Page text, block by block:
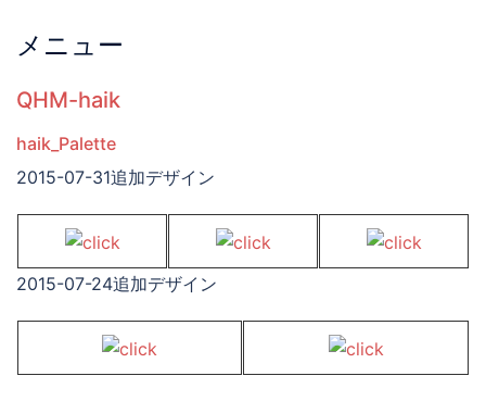
メニュー
QHM-haik
haik_Palette
2015-07-31追加デザイン
2015-07-24追加デザイン